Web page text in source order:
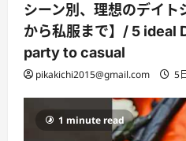
シーン別、理想のデイト
から私服まで】/ 5
party to casual
pikakichi2015@gmail.com 5
1 minute read